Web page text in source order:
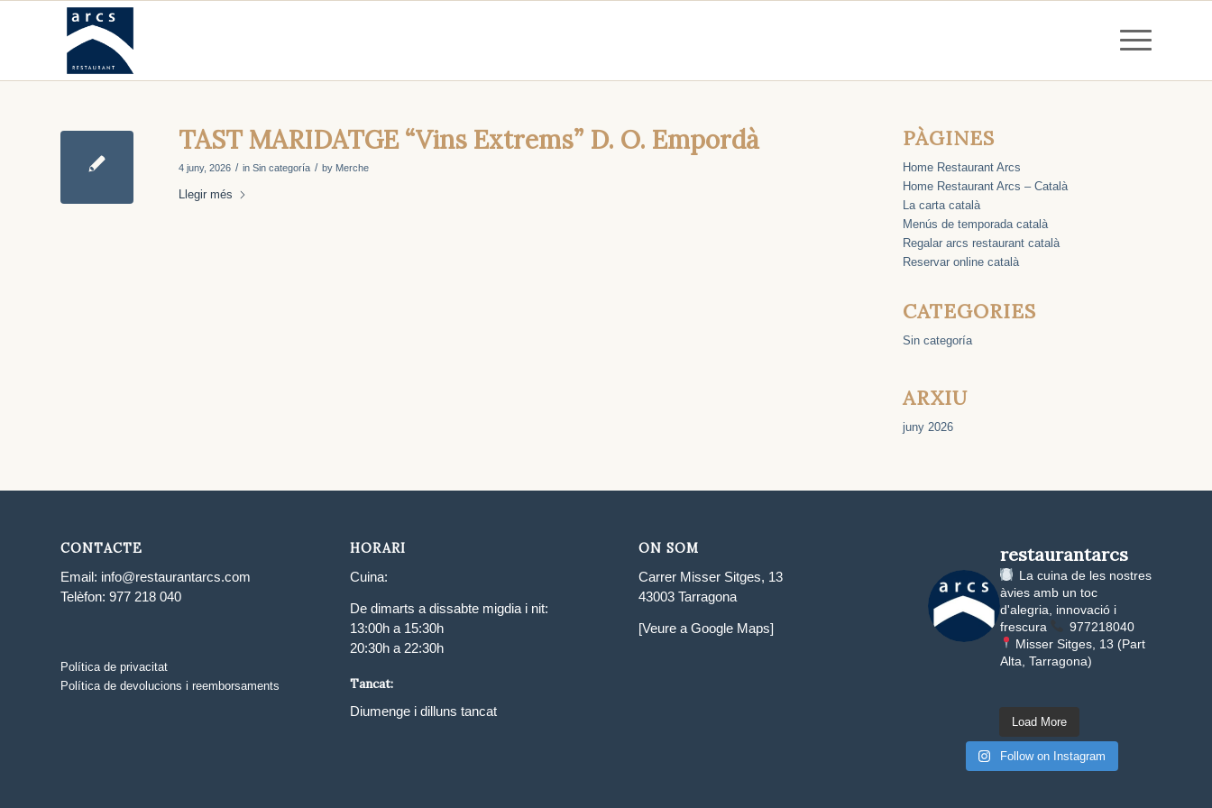
TAST MARIDATGE “Vins Extrems” D. O. Empordà
4 juny, 2026 / in Sin categoría / by Merche
Llegir més
PÀGINES
Home Restaurant Arcs
Home Restaurant Arcs – Català
La carta català
Menús de temporada català
Regalar arcs restaurant català
Reservar online català
CATEGORIES
Sin categoría
ARXIU
juny 2026
CONTACTE
Email: info@restaurantarcs.com
Telèfon: 977 218 040
Política de privacitat
Política de devolucions i reemborsaments
HORARI
Cuina:
De dimarts a dissabte migdia i nit:
13:00h a 15:30h
20:30h a 22:30h
Tancat:
Diumenge i dilluns tancat
ON SOM
Carrer Misser Sitges, 13
43003 Tarragona
[Veure a Google Maps]
restaurantarcs
La cuina de les nostres
àvies amb un toc
d'alegria, innovació i
frescura
977218040
Misser Sitges, 13 (Part
Alta, Tarragona)
Load More
Follow on Instagram